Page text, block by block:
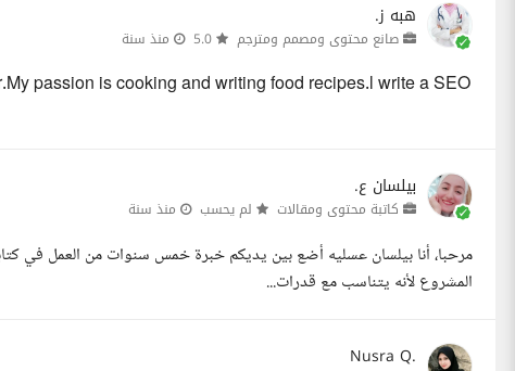
هبه ز.
صانع محتوى ومصمم ومترجم منذ سنة
passion is cooking and writing food recipes.l write a SEO
بيلسان ع.
كاتبة محتوى ومقالات لم يحسب منذ سنة
مرحبا، أنا بيلسان عسليه أضع بين يديكم خبرة خمس سنوات من العمل في
المشروع لأنه يتناسب مع قدرات...
Nusra Q.